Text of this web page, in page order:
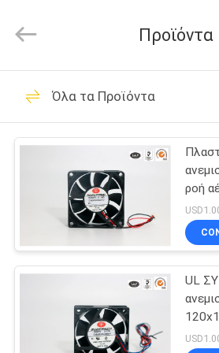
ΣΠΊΤΙ
ΠΡΟΪΌΝΤΑ
ΕΜΦΆΝΙΣΗ
ΠΕΡΊΠΟΥ
Co.,Ltd.
ΣΥΝΕΧΗΣ
ανεμιστήρας
Ανεμιστήρας
κεντρικών
Προϊόντα
Όλα τα Προϊόντα
ροή
PBT
UL
X